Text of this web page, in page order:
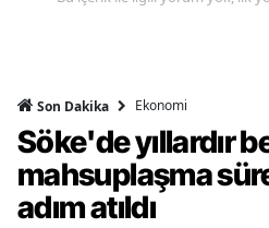
Son Dakika Ekonomi
Söke'de yıllardır
mahsuplaşma
adım atıldı